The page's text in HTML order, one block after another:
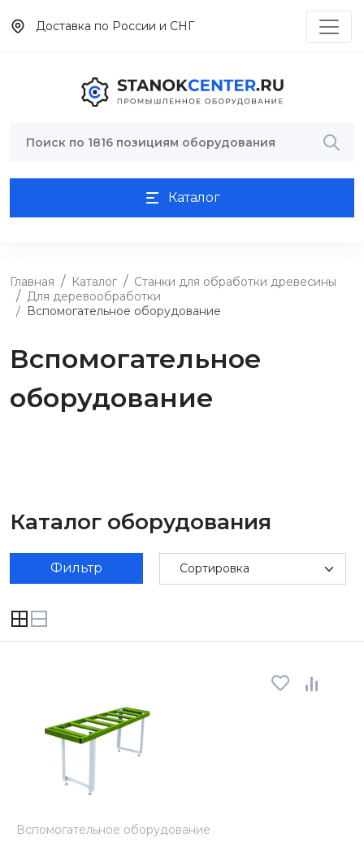
Доставка по России и СНГ
Каталог
Главная Каталог
Станки для обработки древесины
Для деревообработки
Вспомогательное оборудование
Вспомогательное
оборудование
Каталог оборудования
Фильтр
Вспомогательное оборудование